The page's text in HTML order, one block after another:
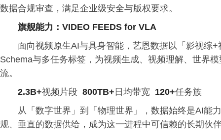
数据合规审查，满足企业级安全与版权要求。
旗舰能力：VIDEO FEEDS for VLA
面向视频原生AI与具身智能，艺恩数据以「影视综
Schema与多任务标签，为视频生成、视频理解、世界
流。
2.3B+视频片段 800TB+ 日均带宽 120+任务族
从「数字世界」到「物理世界」，数据始终是AI能
规、垂直的数据供给，成为这一进程中可信赖的长期伙